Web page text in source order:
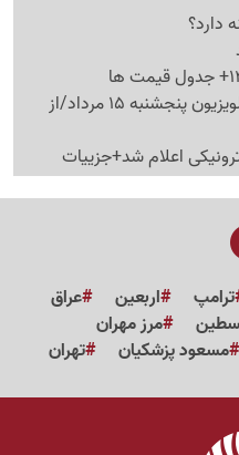
دارد؟
جدول فیلم‌های سینمایی امروز تلویزیون پنجشنبه 15 مرداد/از
اعلام شد+جزییات
ترامپ اربعین
عراق
مرز مهران
مسعود پزشکیان تهران